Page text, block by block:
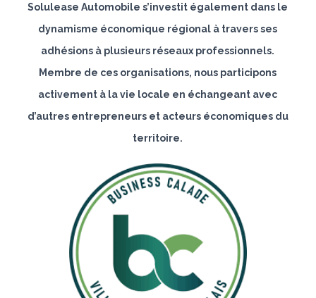
Solulease Automobile s’investit également dans le
dynamisme économique régional à travers ses
adhésions à plusieurs réseaux professionnels.
Membre de ces organisations, nous participons
activement à la vie locale en échangeant avec
d’autres entrepreneurs et acteurs économiques du
territoire.